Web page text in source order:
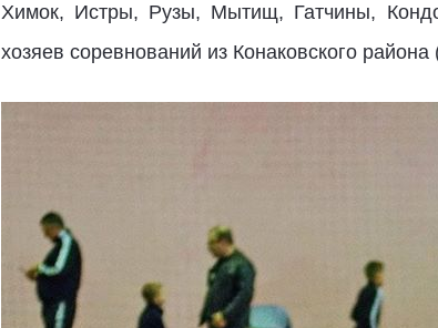
Химок, Истры, Рузы, Мытищ, Гатчины,
хозяев соревнований из Конаковского